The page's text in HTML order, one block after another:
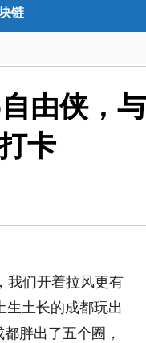
链
由侠，与
卡
我们开着拉风更有
生土长的成都玩出
胖出了五个圈，